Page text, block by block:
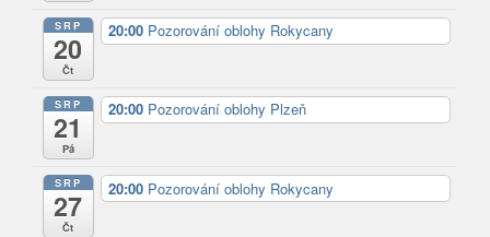
SRP
20
Čt
20:00 Pozorování oblohy Rokycany
SRP
21
Pá
20:00 Pozorování oblohy Plzeň
SRP
27
Čt
20:00 Pozorování oblohy Rokycany